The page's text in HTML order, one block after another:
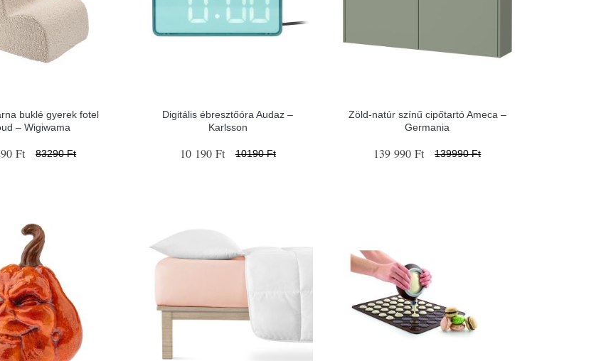
buklé gyerek fotel
– Wigiwama
Ft 83290 Ft
Digitális ébresztőóra Audaz –
Karlsson
10 190 Ft 10190 Ft
Zöld-natúr színű cipőtartó Ameca –
Germania
139 990 Ft 139990 Ft